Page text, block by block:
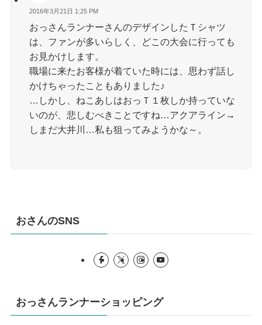
2016年3月21日 1:25 PM
おっさんランナーさんのデザインしたＴシャツ
は、ファンが多いらしく、どこの大会に行っても
お見かけします。
職場に来たお客様が着ていた時には、思わず話し
かけちゃったこともありました♪
…しかし、ねこあしはおっＴ１枚しか持っていな
いのが、悲しむべきことですね…アクアライン→
しまだ大井川…私も狙ってみようかな～。
おさんのSNS
おっさんランナーショッピング